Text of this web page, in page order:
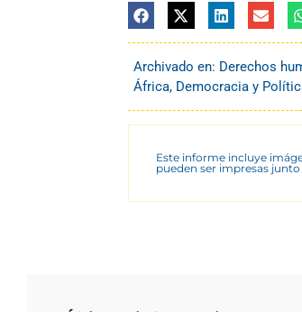
Archivado en: Derechos
África, Democracia y
Este informe incluye
pueden ser impresas